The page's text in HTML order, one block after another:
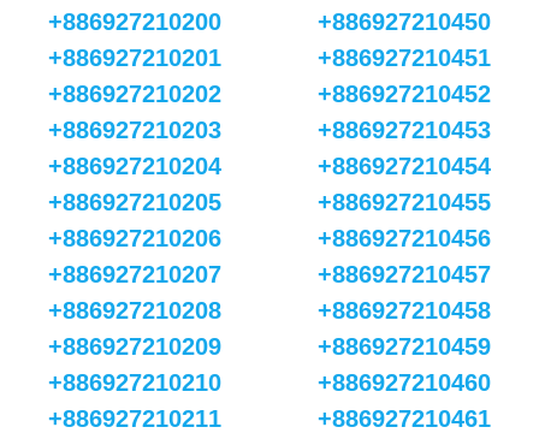
+886927210200
+886927210201
+886927210202
+886927210203
+886927210204
+886927210205
+886927210206
+886927210207
+886927210208
+886927210209
+886927210210
+886927210211
+886927210450
+886927210451
+886927210452
+886927210453
+886927210454
+886927210455
+886927210456
+886927210457
+886927210458
+886927210459
+886927210460
+886927210461